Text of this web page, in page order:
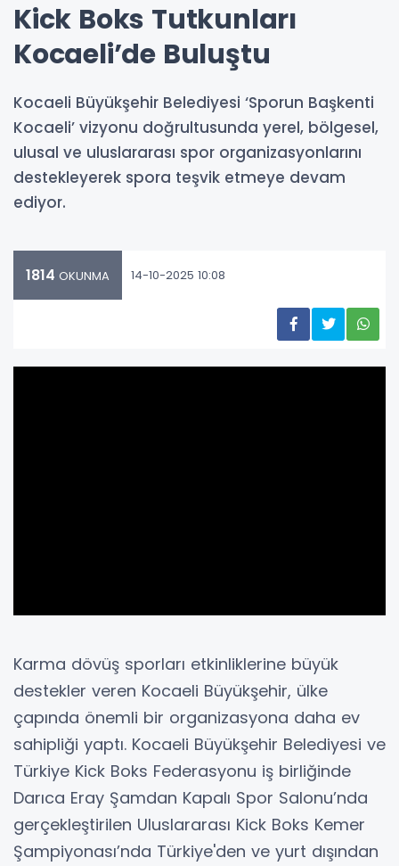
Kick Boks Tutkunları
Kocaeli’de Buluştu
Kocaeli Büyükşehir Belediyesi ‘Sporun Başkenti
Kocaeli’ vizyonu doğrultusunda yerel, bölgesel,
ulusal ve uluslararası spor organizasyonlarını
destekleyerek spora teşvik etmeye devam
ediyor.
1814 OKUNMA 14-10-2025 10:08
Karma dövüş sporları etkinliklerine büyük
destekler veren Kocaeli Büyükşehir, ülke
çapında önemli bir organizasyona daha ev
sahipliği yaptı. Kocaeli Büyükşehir Belediyesi ve
Türkiye Kick Boks Federasyonu iş birliğinde
Darıca Eray Şamdan Kapalı Spor Salonu’nda
gerçekleştirilen Uluslararası Kick Boks Kemer
Şampiyonası’nda Türkiye'den ve yurt dışından